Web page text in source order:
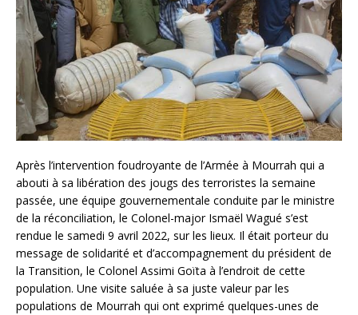
Après l’intervention foudroyante de l’Armée à Mourrah qui a
abouti à sa libération des jougs des terroristes la semaine
passée, une équipe gouvernementale conduite par le ministre
de la réconciliation, le Colonel-major Ismaël Wagué s’est
rendue le samedi 9 avril 2022, sur les lieux. Il était porteur du
message de solidarité et d’accompagnement du président de
la Transition, le Colonel Assimi Goïta à l’endroit de cette
population. Une visite saluée à sa juste valeur par les
populations de Mourrah qui ont exprimé quelques-unes de